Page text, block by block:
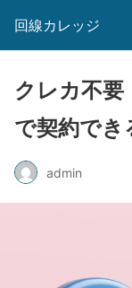
回線カレッジ
クレカ不
で契約でき
admin